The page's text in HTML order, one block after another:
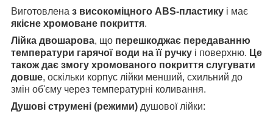
Виготовлена з високоміцного ABS-пластику і має
якісне хромоване покриття.
Лійка двошарова, що перешкоджає передаванню
температури гарячої води на її ручку і поверхню. Це
також дає змогу хромованого покриття слугувати
довше, оскільки корпус лійки менший, схильний до
змін об'єму через температурні коливання.
Душові струмені (режими) душової лійки: